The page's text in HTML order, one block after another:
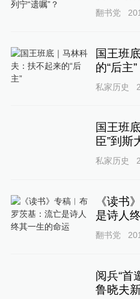
翻书党
国王班
的“后主”
私家历史
国王班
臣”到斯
私家历史
《读书
是诗人
翻书党
阅兵“首
鲁晓夫